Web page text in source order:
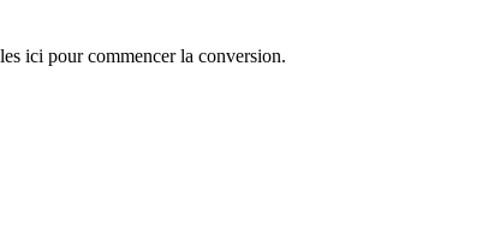
ici pour commencer la conversion.